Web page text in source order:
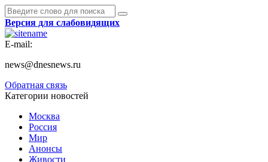
Версия для слабовидящих
E-mail:
news@dnesnews.ru
Обратная связь
Категории новостей
Москва
Россия
Мир
Анонсы
Живости